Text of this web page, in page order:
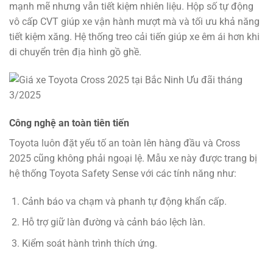
mạnh mẽ nhưng vẫn tiết kiệm nhiên liệu. Hộp số tự động
vô cấp CVT giúp xe vận hành mượt mà và tối ưu khả năng
tiết kiệm xăng. Hệ thống treo cải tiến giúp xe êm ái hơn khi
di chuyển trên địa hình gồ ghề.
Công nghệ an toàn tiên tiến
Toyota luôn đặt yếu tố an toàn lên hàng đầu và Cross
2025 cũng không phải ngoại lệ. Mẫu xe này được trang bị
hệ thống Toyota Safety Sense với các tính năng như:
Cảnh báo va chạm và phanh tự động khẩn cấp.
Hỗ trợ giữ làn đường và cảnh báo lệch làn.
Kiểm soát hành trình thích ứng.